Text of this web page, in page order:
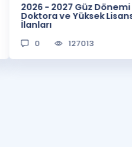
2026 - 2027 Güz Dönemi
Doktora ve Yüksek
İlanları
0 127013